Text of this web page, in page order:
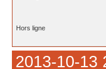
Hors ligne
2013-10-13